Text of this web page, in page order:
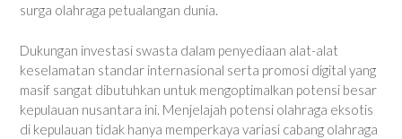
surga olahraga petualangan dunia.
Dukungan investasi swasta dalam penyediaan alat-alat
keselamatan standar internasional serta promosi digital yang
masif sangat dibutuhkan untuk mengoptimalkan potensi besar
kepulauan nusantara ini. Menjelajah potensi olahraga eksotis
di kepulauan tidak hanya memperkaya variasi cabang olahraga